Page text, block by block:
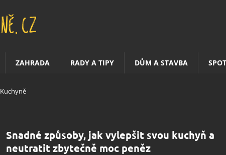
ZAHRADA RADY A TIPY DŮM A STAVBA
Kuchyně
Snadné způsoby, jak vylepšit svou kuchyň a
neutratit zbytečně moc peněz